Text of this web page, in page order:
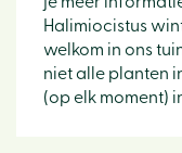
Halimiocistus
welkom in ons
niet alle planten
(op elk moment)